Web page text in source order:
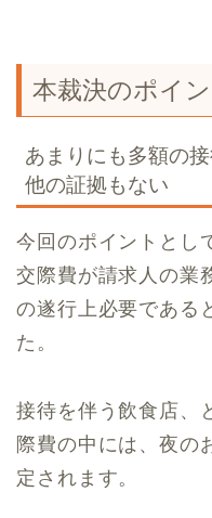
本裁決のポイン
あまりにも多額の
他の証拠もない
今回のポイントとし
交際費が請求人の業
の遂行上必要である
た。
接待を伴う飲食店、
際費の中には、夜の
定されます。